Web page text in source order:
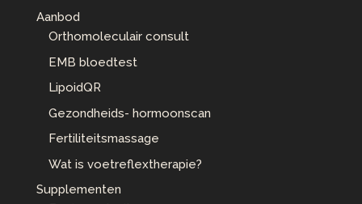
Aanbod
Orthomoleculair consult
EMB bloedtest
LipoidQR
Gezondheids- hormoonscan
Fertiliteitsmassage
Wat is voetreflextherapie?
Supplementen